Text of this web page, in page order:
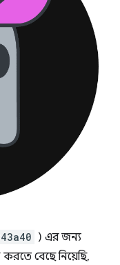
) এর জন্য
বেছে নিয়েছি,